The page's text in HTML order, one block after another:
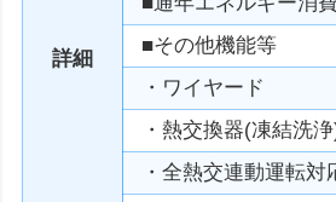
詳細
■その他機能等
・ワイヤード
・熱交換器(凍結洗
・全熱交連動運転対